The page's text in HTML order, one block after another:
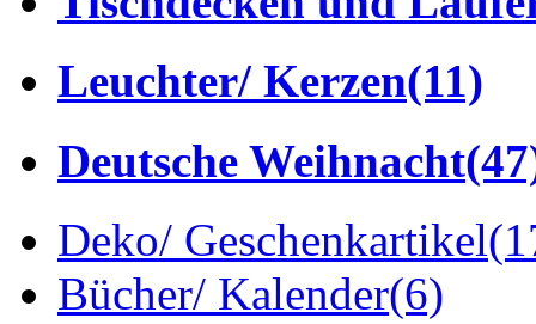
Leuchter/ Kerzen(11)
Deutsche Weihnacht
Deko/ Geschenkartikel
Bücher/ Kalender(6)